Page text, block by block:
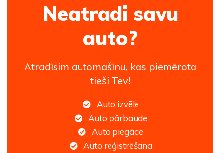
Neatradi savu
auto?
Atradīsim automašīnu, kas piemērota
tieši Tev!
Auto izvēle
Auto pārbaude
Auto piegāde
Auto reģistrēšana